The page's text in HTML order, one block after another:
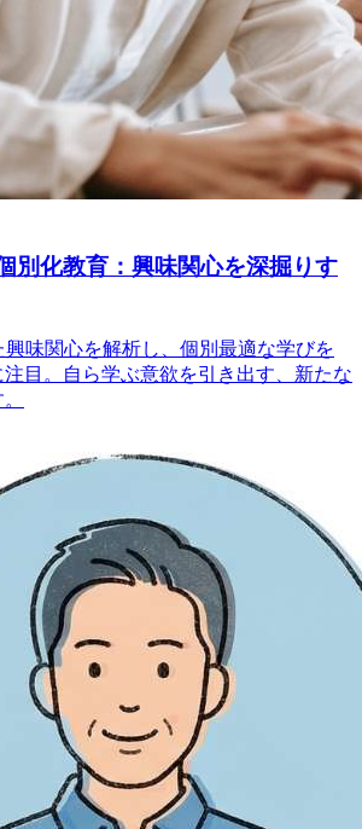
別化教育：興味関心を深掘りす
味関心を解析し、個別最適な学びを
目。自ら学ぶ意欲を引き出す、新たな